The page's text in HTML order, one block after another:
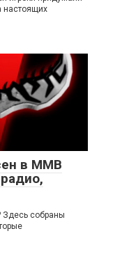
настоящих
в ММВ
собраны